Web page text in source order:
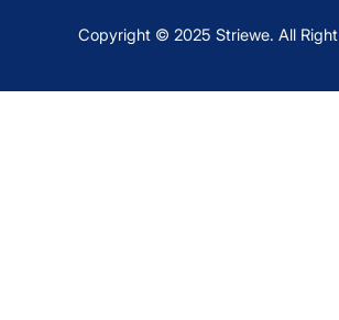
Copyright © 2025 Striewe. All Right